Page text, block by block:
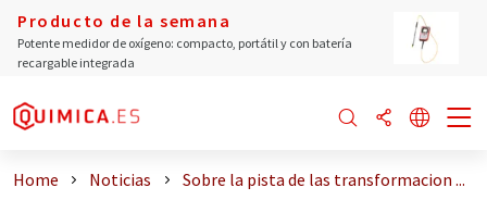
Producto de la semana
Potente medidor de oxígeno: compacto, portátil y con batería
recargable integrada
Home Noticias Sobre la pista de las transformacion ...